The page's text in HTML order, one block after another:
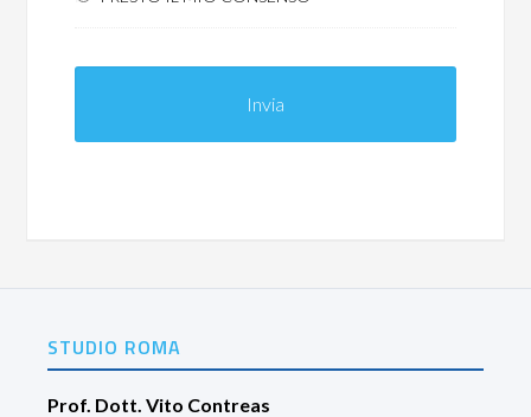
STUDIO ROMA
Prof. Dott. Vito Contreas